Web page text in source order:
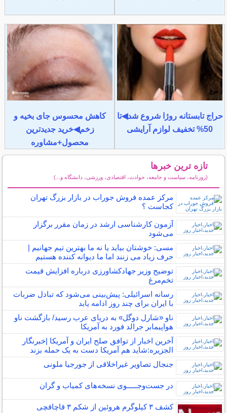
حراج تابستانه روژا شروع شد◀تا
50% تخفیف لوازم آرایشی
کاهش محسوس جای بخیه و
زخم◀خرید جدیدترین
محصول+مشاوره
تازه ترین خبرها
(روزنامه، سیاست و جامعه، حوادث، اقتصادی، ورزشی، دانشگاه و...)
مرکز عمده فروش جوراب در بازار بزرگ تهران
کجاست ؟
آزمون کارشناسی ارشد در زمان مقرر برگزار
می‌شود
مسی: خوشتان بیاید یا نه ما بهترین تیم جهانیم |
حرف زیاد می زنند اما ما دیوانه کننده هستیم
توضیح وزیر جهادکشاورزی درباره افزایش قیمت
تخم‌مرغ
رسانه اسرائیلی: پیش‌بینی می‌شود که تبادل ضربات
با ایران برای چند روز ادامه یابد
ناو «شارل دوگل» به دریای عرب رسید/ بازگشت ناو
هواپیمابر جرالد فورد به آمریکا
آخرین اخبار از توافق صلح ایران و آمریکا |خبرنگار
الجزیره:شاید هم آمریکا دست به یک حمله بزند
جنجال تصاویر غیراخلاقی از جورجیا ملونی
در جست‌وجـــــوی نسخه‌های کمیاب و گران
کشف ۳ کیلوگرم هروئین از شکم ۳ قاچاقچی